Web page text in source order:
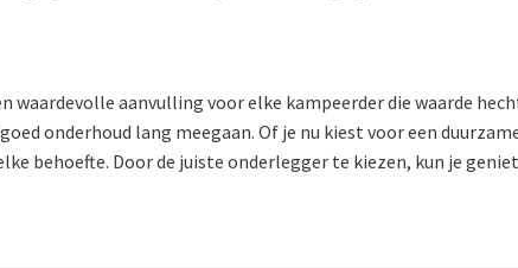
aanvulling voor elke kampeerder die waarde
onderhoud lang meegaan. Of je nu kiest voor een
behoefte. Door de juiste onderlegger te kiezen, kun je